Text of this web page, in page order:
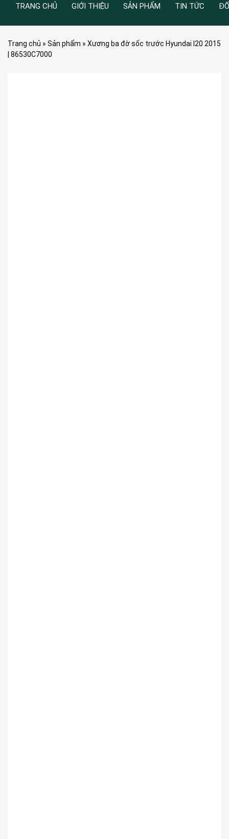
TRANG CHỦ GIỚI THIỆU SẢN PHẨM TIN TỨC
Trang chủ » Sản phẩm » Xương ba đờ sốc trước Hyundai I20 2015
| 86530C7000